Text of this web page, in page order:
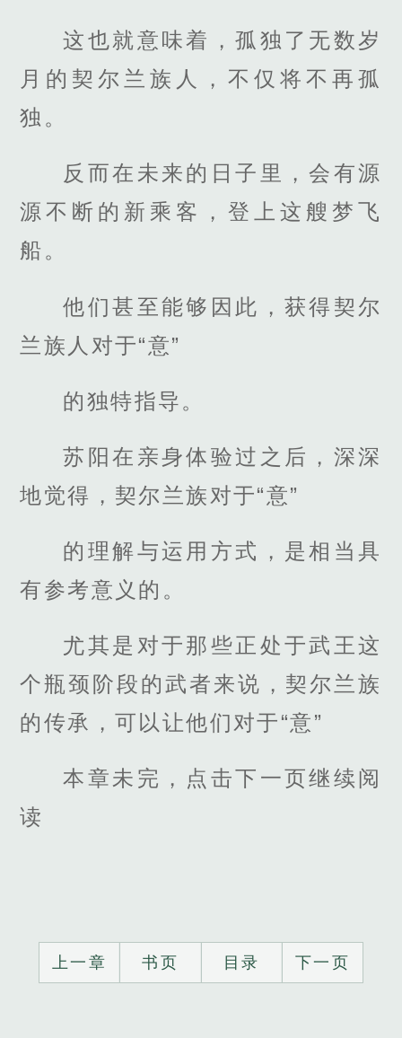
这也就意味着，孤独了无数岁
月的契尔兰族人，不仅将不再孤
独。
反而在未来的日子里，会有源
源不断的新乘客，登上这艘梦飞
船。
他们甚至能够因此，获得契尔
兰族人对于“意”
的独特指导。
苏阳在亲身体验过之后，深深
地觉得，契尔兰族对于“意”
的理解与运用方式，是相当具
有参考意义的。
尤其是对于那些正处于武王这
个瓶颈阶段的武者来说，契尔兰族
的传承，可以让他们对于“意”
本章未完，点击下一页继续阅
读
上一章 书页 目录 下一页